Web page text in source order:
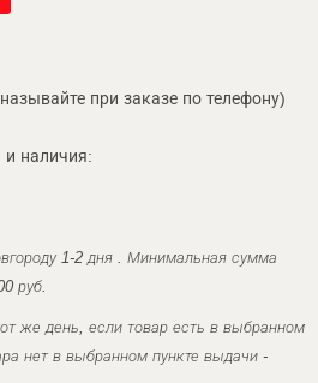
при заказе по телефону)
и наличия:
1-2 дня . Минимальная сумма
руб.
же день, если товар есть в выбранном
нет в выбранном пункте выдачи -